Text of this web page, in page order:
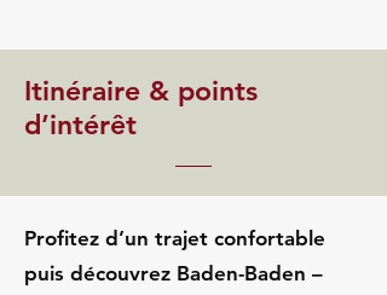
Itinéraire & points
d’intérêt
Profitez d’un trajet confortable
puis découvrez Baden-Baden –